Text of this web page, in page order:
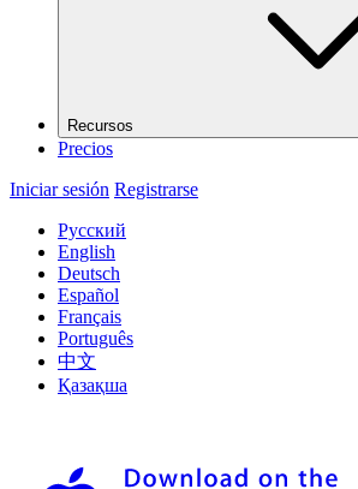
Recursos
Precios
Iniciar sesión Registrarse
Русский
English
Deutsch
Español
Français
Português
中文
Қазақша